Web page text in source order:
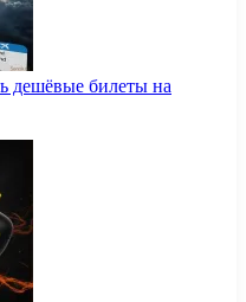
дешёвые билеты на